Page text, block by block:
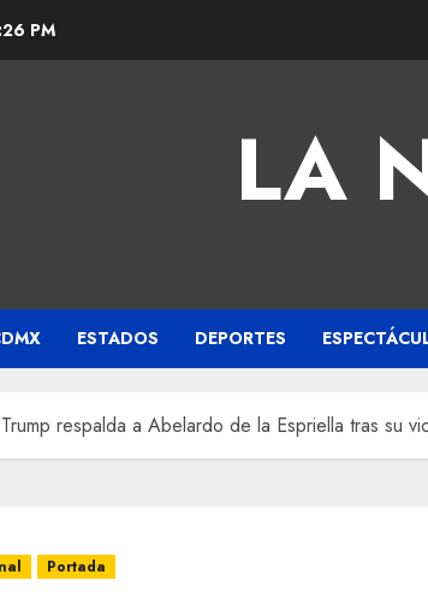
PM
LA
ESTADOS DEPORTES
Trump respalda a Abelardo de la Espriella tras su
Portada